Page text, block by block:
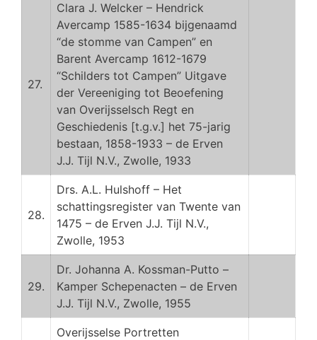
27.
Clara J. Welcker – Hendrick
Avercamp 1585-1634 bijgenaamd
“de stomme van Campen” en
Barent Avercamp 1612-1679
“Schilders tot Campen” Uitgave
der Vereeniging tot Beoefening
van Overijsselsch Regt en
Geschiedenis [t.g.v.] het 75-jarig
bestaan, 1858-1933 – de Erven
J.J. Tijl N.V., Zwolle, 1933
28.
Drs. A.L. Hulshoff – Het
schattingsregister van Twente van
1475 – de Erven J.J. Tijl N.V.,
Zwolle, 1953
29.
Dr. Johanna A. Kossman-Putto –
Kamper Schepenacten – de Erven
J.J. Tijl N.V., Zwolle, 1955
Overijsselse Portretten